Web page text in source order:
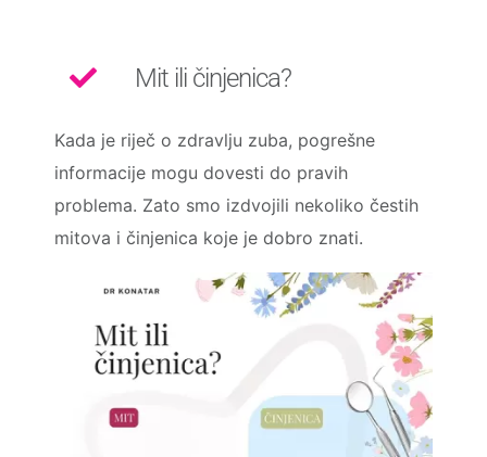
Mit ili činjenica?
Kada je riječ o zdravlju zuba, pogrešne
informacije mogu dovesti do pravih
problema. Zato smo izdvojili nekoliko čestih
mitova i činjenica koje je dobro znati.